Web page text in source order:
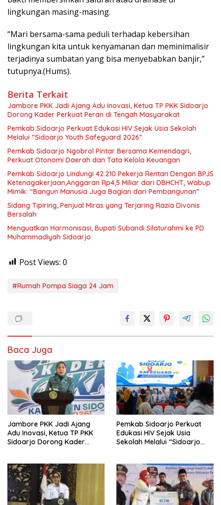
lingkungan masing-masing.
“Mari bersama-sama peduli terhadap kebersihan
lingkungan kita untuk kenyamanan dan meminimalisir
terjadinya sumbatan yang bisa menyebabkan banjir,”
tutupnya.(Hums).
Berita Terkait
Jambore PKK Jadi Ajang Adu Inovasi, Ketua TP PKK Sidoarjo
Dorong Kader Perkuat Peran di Tengah Masyarakat
Pemkab Sidoarjo Perkuat Edukasi HIV Sejak Usia Sekolah
Melalui “Sidoarjo Youth Safeguard 2026”
Pemkab Sidoarjo Ngobrol Pintar Bersama Kemendagri,
Perkuat Otonomi Daerah dan Tata Kelola Keuangan
Pemkab Sidoarjo Lindungi 42.210 Pekerja Rentan Dengan BPJS
Ketenagakerjaan,Anggaran Rp4,5 Miliar dari DBHCHT, Wabup
Mimik: “Bangun Manusia Juga Bagian dari Pembangunan”
Sidang Tipiring, Penjual Miras yang Terjaring Razia Divonis
Bersalah
Menguatkan Harmonisasi, Bupati Subandi Silaturahmi ke PD
Muhammadiyah Sidoarjo
Post Views: 0
#Rumah Pompa Siaga 24 Jam
Baca Juga
Jambore PKK Jadi Ajang
Adu Inovasi, Ketua TP PKK
Sidoarjo Dorong Kader
Pemkab Sidoarjo Perkuat
Edukasi HIV Sejak Usia
Sekolah Melalui “Sidoarjo